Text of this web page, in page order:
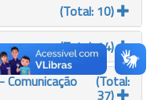
(Total: 10)
(Total: 14)
Comunicação
(Total:
37)